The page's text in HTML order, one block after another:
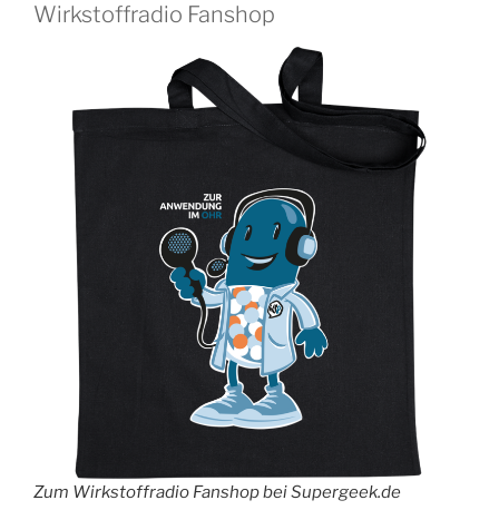
Wirkstoffradio Fanshop
Zum Wirkstoffradio Fanshop bei Supergeek.de